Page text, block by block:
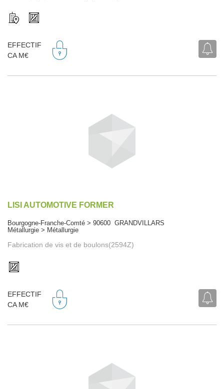
EFFECTIF
CA M€
LISI AUTOMOTIVE FORMER
Bourgogne-Franche-Comté > 90600 GRANDVILLARS
Métallurgie > Métallurgie
Fabrication de vis et de boulons(2594Z)
EFFECTIF
CA M€